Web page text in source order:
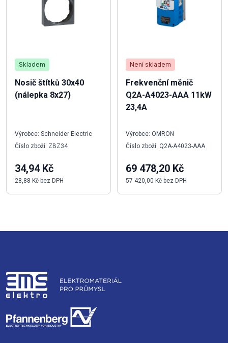
Skladem
Nosič štítků 30x40
(nálepka 8x27)
Výrobce: Schneider Electric
Číslo zboží: ZBZ34
34,94 Kč
28,88 Kč bez DPH
Není skladem
Frekvenční měnič
Q2A-A4023-AAA 11kW
23,4A
Výrobce: OMRON
Číslo zboží: Q2A-A4023-AAA
69 478,20 Kč
57 420,00 Kč bez DPH